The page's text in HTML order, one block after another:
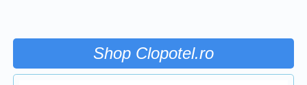
Shop Clopotel.ro